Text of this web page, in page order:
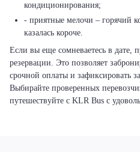
кондиционирования;
- приятные мелочи – горячий
казалась короче.
Если вы еще сомневаетесь в дате,
резервации. Это позволяет
срочной оплаты и зафиксировать
Выбирайте проверенных
путешествуйте с KLR Bus с